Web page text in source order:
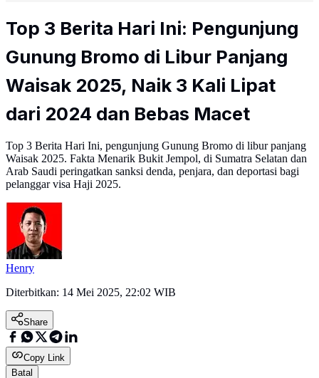
Top 3 Berita Hari Ini: Pengunjung
Gunung Bromo di Libur Panjang
Waisak 2025, Naik 3 Kali Lipat
dari 2024 dan Bebas Macet
Top 3 Berita Hari Ini, pengunjung Gunung Bromo di libur panjang
Waisak 2025. Fakta Menarik Bukit Jempol, di Sumatra Selatan dan
Arab Saudi peringatkan sanksi denda, penjara, dan deportasi bagi
pelanggar visa Haji 2025.
Henry
Diterbitkan: 14 Mei 2025, 22:02 WIB
Share
Copy Link
Batal